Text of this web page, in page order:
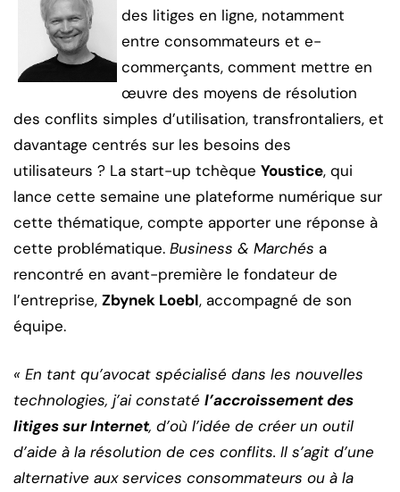
des litiges en ligne, notamment
entre consommateurs et e-
commerçants, comment mettre en
œuvre des moyens de résolution
des conflits simples d’utilisation, transfrontaliers, et
davantage centrés sur les besoins des
utilisateurs ? La start-up tchèque Youstice, qui
lance cette semaine une plateforme numérique sur
cette thématique, compte apporter une réponse à
cette problématique. Business & Marchés a
rencontré en avant-première le fondateur de
l’entreprise, Zbynek Loebl, accompagné de son
équipe.
« En tant qu’avocat spécialisé dans les nouvelles
technologies, j’ai constaté l’accroissement des
litiges sur Internet, d’où l’idée de créer un outil
d’aide à la résolution de ces conflits. Il s’agit d’une
alternative aux services consommateurs ou à la